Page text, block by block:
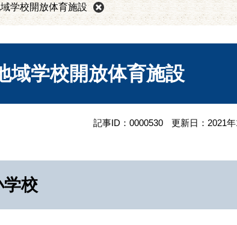
学校開放体育施設
域学校開放体育施設
記事ID：0000530 更新日：2021
学校